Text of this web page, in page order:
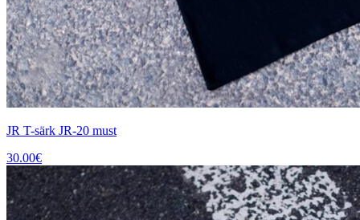
JR T-särk JR-20 must
30.00€